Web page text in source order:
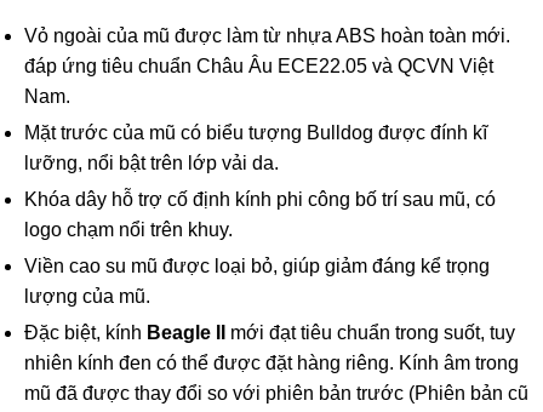
Vỏ ngoài của mũ được làm từ nhựa ABS hoàn toàn mới.
đáp ứng tiêu chuẩn Châu Âu ECE22.05 và QCVN Việt
Nam.
Mặt trước của mũ có biểu tượng Bulldog được đính kĩ
lưỡng, nổi bật trên lớp vải da.
Khóa dây hỗ trợ cố định kính phi công bố trí sau mũ, có
logo chạm nổi trên khuy.
Viền cao su mũ được loại bỏ, giúp giảm đáng kể trọng
lượng của mũ.
Đặc biệt, kính Beagle II
mới đạt tiêu chuẩn trong suốt, tuy
nhiên kính đen có thể được đặt hàng riêng. Kính âm trong
mũ đã được thay đổi so với phiên bản trước (Phiên bản cũ